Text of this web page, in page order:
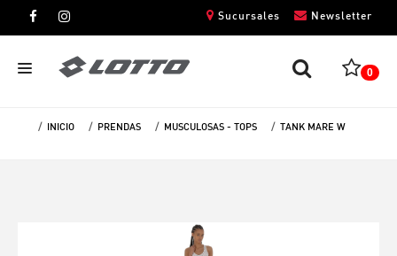
Newsletter
Sucursales
0
INICIO PRENDAS MUSCULOSAS - TOPS TANK MARE W